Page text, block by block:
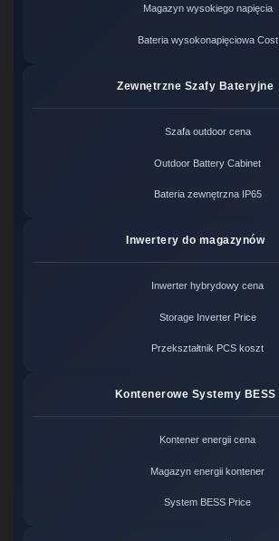
Magazyn wysokiego napięcia
Bateria wysokonapięciowa Cost
Zewnętrzne Szafy Bateryjne
Szafa outdoor cena
Outdoor Battery Cabinet
Bateria zewnętrzna IP65
Inwertery do magazynów
Inwerter hybrydowy cena
Storage Inverter Price
Przekształtnik PCS koszt
Kontenerowe Systemy BESS
Kontener energii cena
Magazyn energii kontener
System BESS Price